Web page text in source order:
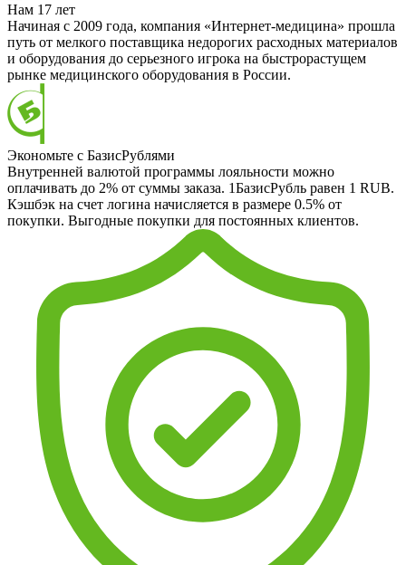
Нам 17 лет
Начиная с 2009 года, компания «Интернет-медицина» прошла
путь от мелкого поставщика недорогих расходных материалов
и оборудования до серьезного игрока на быстрорастущем
рынке медицинского оборудования в России.
Экономьте с БазисРублями
Внутренней валютой программы лояльности можно
оплачивать до 2% от суммы заказа. 1БазисРубль равен 1 RUB.
Кэшбэк на счет логина начисляется в размере 0.5% от
покупки. Выгодные покупки для постоянных клиентов.